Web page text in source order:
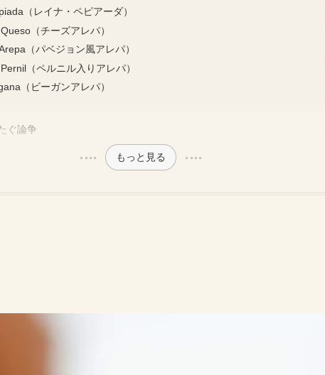
（レイナ・ペピアーダ）
（チーズアレパ）
（パベジョン風アレパ）
（ペルニル入りアレパ）
（ビーガンアレパ）
ぐ論争
もっと見る